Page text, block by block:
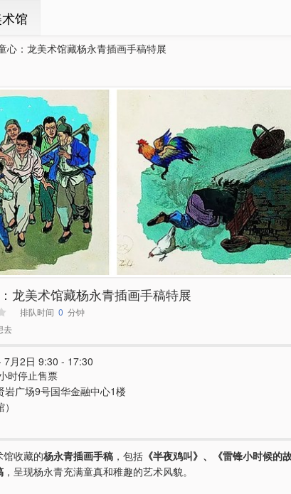
馆
心：龙美术馆藏杨永青插画手稿特展
龙美术馆藏杨永青插画手稿特展
排队时间 0 分钟
去
月2日 9:30 - 17:30
时停止售票
岩广场9号国华金融中心1楼
收藏的杨永青插画手稿 ，包括 《半夜鸡叫》、《雷锋小时候的
，呈现杨永青充满童真和稚趣的艺术风貌。